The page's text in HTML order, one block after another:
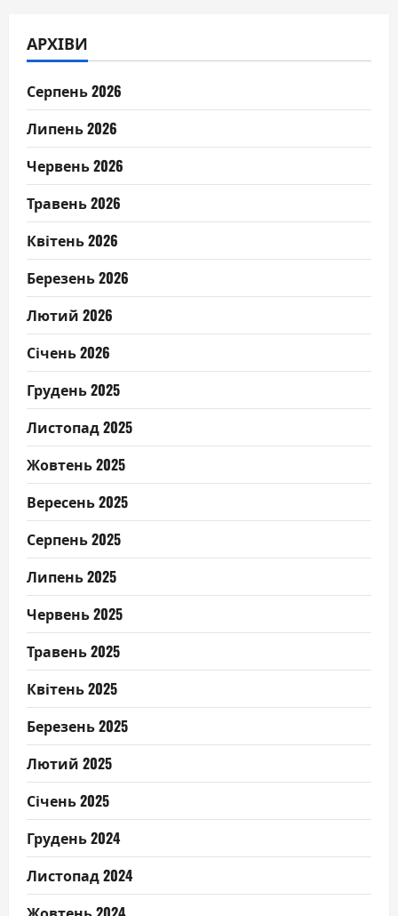
АРХІВИ
Серпень 2026
Липень 2026
Червень 2026
Травень 2026
Квітень 2026
Березень 2026
Лютий 2026
Січень 2026
Грудень 2025
Листопад 2025
Жовтень 2025
Вересень 2025
Серпень 2025
Липень 2025
Червень 2025
Травень 2025
Квітень 2025
Березень 2025
Лютий 2025
Січень 2025
Грудень 2024
Листопад 2024